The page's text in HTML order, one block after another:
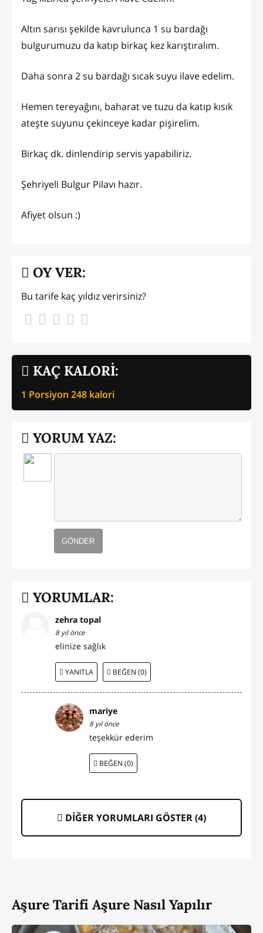
Altın sarısı şekilde kavrulunca 1 su bardağı
bulgurumuzu da katıp birkaç kez karıştıralım.
Daha sonra 2 su bardağı sıcak suyu ilave edelim.
Hemen tereyağını, baharat ve tuzu da katıp kısık
ateşte suyunu çekinceye kadar pişirelim.
Birkaç dk. dinlendirip servis yapabiliriz.
Şehriyeli Bulgur Pilavı hazır.
Afiyet olsun :)
KAÇ KALORİ:
1 Porsiyon 248 kalori
OY VER:
Bu tarife kaç yıldız verirsiniz?
YORUM YAZ:
GÖNDER
YORUMLAR:
zehra topal
8 yıl önce
elinize sağlık
YANITLA BEĞEN (0)
mariye
8 yıl önce
teşekkür ederim
BEĞEN (0)
DİĞER YORUMLARI GÖSTER (4)
Aşure Tarifi Aşure Nasıl Yapılır